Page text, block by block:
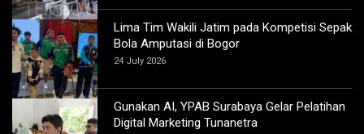
Lima Tim Wakili Jatim pada Kompetisi Sepak
Bola Amputasi di Bogor
24 July 2026
Gunakan AI, YPAB Surabaya Gelar Pelatihan
Digital Marketing Tunanetra